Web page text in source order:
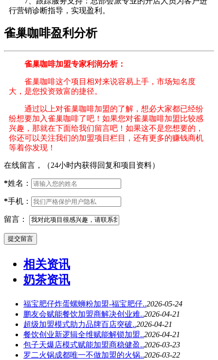
行营销诊断指导，实现盈利。
雀巢咖啡盈利分析
雀巢咖啡加盟专家利润分析：
雀巢咖啡这个项目相对来说容易上手，市场知名度
大，是您投资致富的捷径。
通过以上对雀巢咖啡加盟的了解，想必大家都已经纷
纷想要加入雀巢咖啡了吧！如果您对雀巢咖啡加盟比较感
兴趣，那就在下面给我们留言吧！如果这不是您想要的，
你还可以关注我们的加盟项目栏目，还有更多的赚钱商机
等着你发现！
在线留言，（24小时内获得回复和项目资料）
*姓名：
*手机：
留言：
相关资讯
奶茶资讯
福宝肥仔炸蛋螺蛳粉加盟-福宝肥仔..2026-05-24
鹏友会赋能餐饮加盟商解决创业难..2026-04-21
超级加盟模式助力品牌百店突破..2026-04-21
餐饮创业新逻辑全维赋能解锁加盟..2026-04-21
包子天爆店模式赋能加盟商稳健盈..2026-03-23
罗二火锅成都唯一不做加盟的火锅..2026-03-22